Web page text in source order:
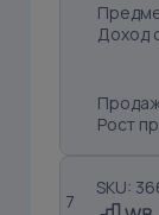
Доход
Рост
7
SKU: